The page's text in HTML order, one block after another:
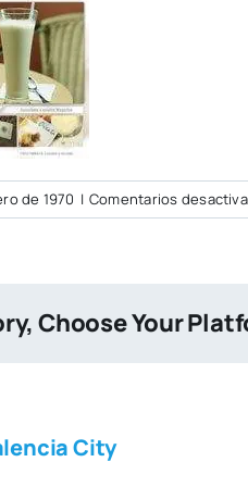
de 1970 | Comentarios
Choose Your
City